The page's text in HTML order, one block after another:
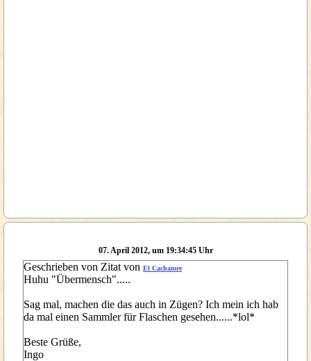
07. April 2012, um 19:34:45 Uhr
Geschrieben von Zitat von El Cachatore
Huhu "Übermensch".....
Sag mal, machen die das auch in Zügen? Ich mein ich hab
da mal einen Sammler für Flaschen gesehen......*lol*
Beste Grüße,
Ingo